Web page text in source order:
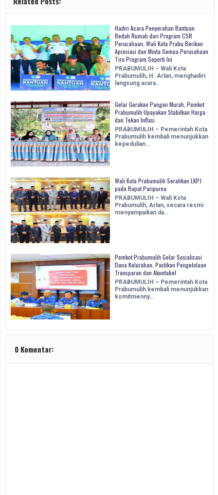
Hadiri Acara Penyerahan Bantuan
Bedah Rumah dari Program CSR
Perusahaan, Wali Kota Prabu Berikan
Apresiasi dan Minta Semua Perusahaan
Tiru Program Seperti Ini
PRABUMULIH – Wali Kota
Prabumulih, H. Arlan, menghadiri
langsung acara…
Gelar Gerakan Pangan Murah, Pemkot
Prabumulih Upayakan Stabilkan Harga
dan Tekan Inflasi
PRABUMULIH – Pemerintah Kota
Prabumulih kembali menunjukkan
kepedulian…
Wali Kota Prabumulih Serahkan LKPJ
pada Rapat Paripurna
PRABUMULIH – Wali Kota
Prabumulih, Arlan, secara resmi
menyampaikan da…
Pemkot Prabumulih Gelar Sosialisasi
Dana Kelurahan, Pastikan Pengelolaan
Transparan dan Akuntabel
PRABUMULIH – Pemerintah Kota
Prabumulih kembali menunjukkan
komitmenny…
0 Komentar: